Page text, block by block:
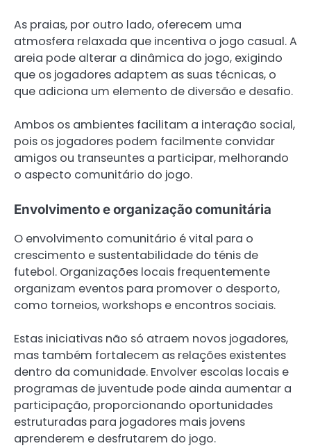
As praias, por outro lado, oferecem uma
atmosfera relaxada que incentiva o jogo casual. A
areia pode alterar a dinâmica do jogo, exigindo
que os jogadores adaptem as suas técnicas, o
que adiciona um elemento de diversão e desafio.
Ambos os ambientes facilitam a interação social,
pois os jogadores podem facilmente convidar
amigos ou transeuntes a participar, melhorando
o aspecto comunitário do jogo.
Envolvimento e organização comunitária
O envolvimento comunitário é vital para o
crescimento e sustentabilidade do ténis de
futebol. Organizações locais frequentemente
organizam eventos para promover o desporto,
como torneios, workshops e encontros sociais.
Estas iniciativas não só atraem novos jogadores,
mas também fortalecem as relações existentes
dentro da comunidade. Envolver escolas locais e
programas de juventude pode ainda aumentar a
participação, proporcionando oportunidades
estruturadas para jogadores mais jovens
aprenderem e desfrutarem do jogo.